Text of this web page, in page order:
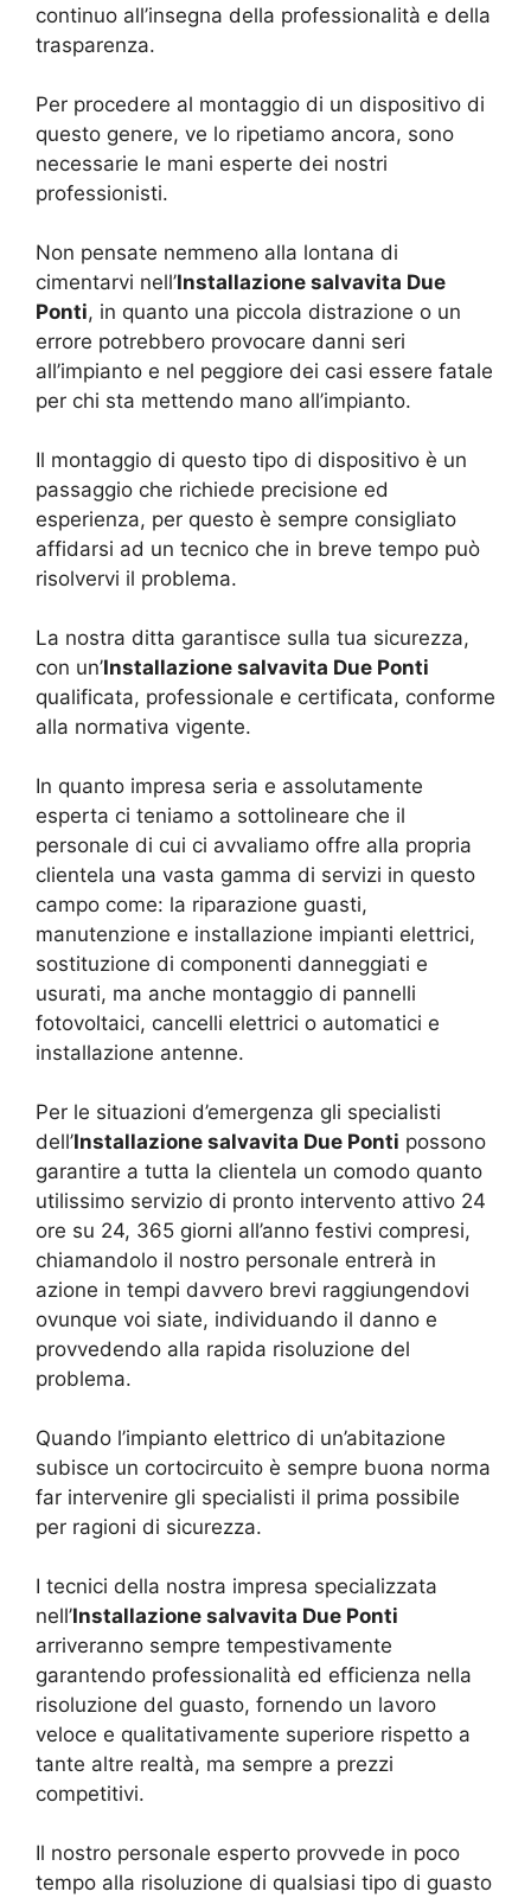
continuo all’insegna della professionalità e della
trasparenza.
Per procedere al montaggio di un dispositivo di
questo genere, ve lo ripetiamo ancora, sono
necessarie le mani esperte dei nostri
professionisti.
Non pensate nemmeno alla lontana di
cimentarvi nell’Installazione salvavita Due
Ponti, in quanto una piccola distrazione o un
errore potrebbero provocare danni seri
all’impianto e nel peggiore dei casi essere fatale
per chi sta mettendo mano all’impianto.
Il montaggio di questo tipo di dispositivo è un
passaggio che richiede precisione ed
esperienza, per questo è sempre consigliato
affidarsi ad un tecnico che in breve tempo può
risolvervi il problema.
La nostra ditta garantisce sulla tua sicurezza,
con un’Installazione salvavita Due Ponti
qualificata, professionale e certificata, conforme
alla normativa vigente.
In quanto impresa seria e assolutamente
esperta ci teniamo a sottolineare che il
personale di cui ci avvaliamo offre alla propria
clientela una vasta gamma di servizi in questo
campo come: la riparazione guasti,
manutenzione e installazione impianti elettrici,
sostituzione di componenti danneggiati e
usurati, ma anche montaggio di pannelli
fotovoltaici, cancelli elettrici o automatici e
installazione antenne.
Per le situazioni d’emergenza gli specialisti
dell’Installazione salvavita Due Ponti possono
garantire a tutta la clientela un comodo quanto
utilissimo servizio di pronto intervento attivo 24
ore su 24, 365 giorni all’anno festivi compresi,
chiamandolo il nostro personale entrerà in
azione in tempi davvero brevi raggiungendovi
ovunque voi siate, individuando il danno e
provvedendo alla rapida risoluzione del
problema.
Quando l’impianto elettrico di un’abitazione
subisce un cortocircuito è sempre buona norma
far intervenire gli specialisti il prima possibile
per ragioni di sicurezza.
I tecnici della nostra impresa specializzata
nell’Installazione salvavita Due Ponti
arriveranno sempre tempestivamente
garantendo professionalità ed efficienza nella
risoluzione del guasto, fornendo un lavoro
veloce e qualitativamente superiore rispetto a
tante altre realtà, ma sempre a prezzi
competitivi.
Il nostro personale esperto provvede in poco
tempo alla risoluzione di qualsiasi tipo di guasto